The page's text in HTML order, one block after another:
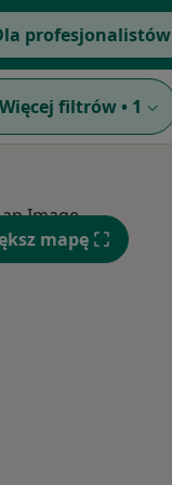
profesjonalistów
Więcej filtrów • 1
mapę